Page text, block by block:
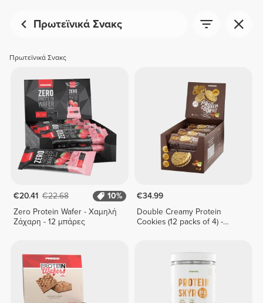
Πρωτεϊνικά Σνακς
Πρωτεϊνικά Σνακς
€20.41 €22.68
10%
Zero Protein Wafer - Χαμηλή
Ζάχαρη - 12 μπάρες
€34.99
Double Creamy Protein
Cookies (12 packs of 4) -